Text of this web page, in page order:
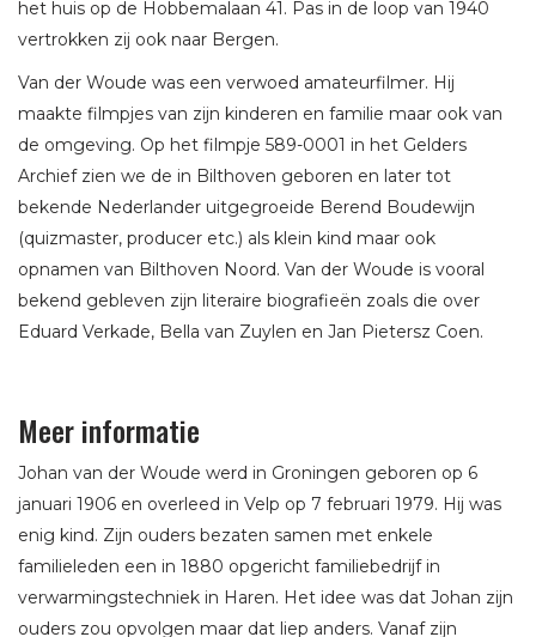
het huis op de Hobbemalaan 41. Pas in de loop van 1940
vertrokken zij ook naar Bergen.
Van der Woude was een verwoed amateurfilmer. Hij
maakte filmpjes van zijn kinderen en familie maar ook van
de omgeving. Op het filmpje 589-0001 in het Gelders
Archief zien we de in Bilthoven geboren en later tot
bekende Nederlander uitgegroeide Berend Boudewijn
(quizmaster, producer etc.) als klein kind maar ook
opnamen van Bilthoven Noord. Van der Woude is vooral
bekend gebleven zijn literaire biografieën zoals die over
Eduard Verkade, Bella van Zuylen en Jan Pietersz Coen.
Meer informatie
Johan van der Woude werd in Groningen geboren op 6
januari 1906 en overleed in Velp op 7 februari 1979. Hij was
enig kind. Zijn ouders bezaten samen met enkele
familieleden een in 1880 opgericht familiebedrijf in
verwarmingstechniek in Haren. Het idee was dat Johan zijn
ouders zou opvolgen maar dat liep anders. Vanaf zijn